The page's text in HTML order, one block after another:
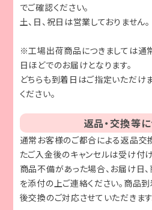
でご確認ください。
土、日、祝日は営業しておりません。
※工場出荷商品につきましては通
日ほどでのお届けとなります。
どちらも到着日はご指定いただけ
ください。
返品・交換等
通常お客様のご都合による返品交
たご入金後のキャンセルは受け付け
商品不備があった場合、お届け日
を添付の上ご連絡ください。商品
後交換のご対応させていただきます